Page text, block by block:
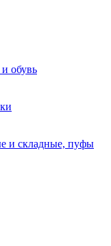
обувь
и складные, пуфы